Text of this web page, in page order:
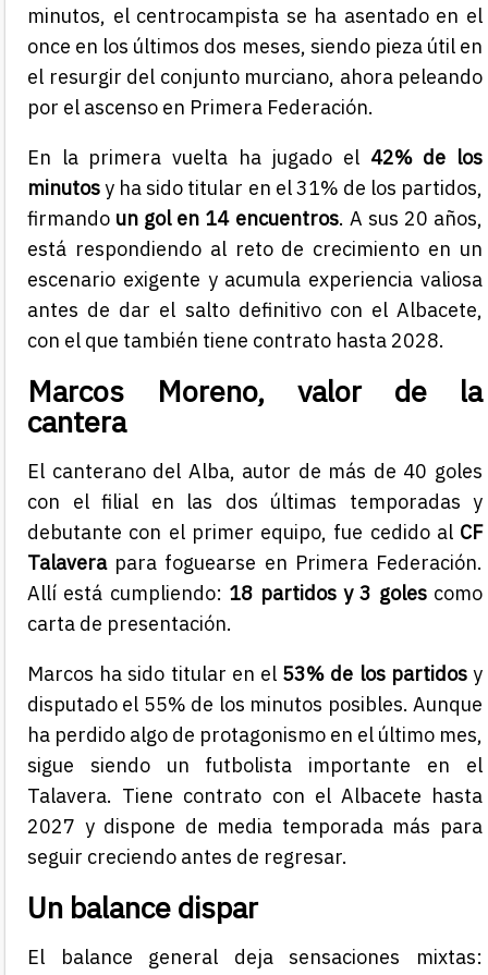
minutos, el centrocampista se ha asentado en el
once en los últimos dos meses, siendo pieza útil en
el resurgir del conjunto murciano, ahora peleando
por el ascenso en Primera Federación.
En la primera vuelta ha jugado el 42% de los
minutosy ha sido titular en el 31% de los partidos,
firmando un gol en 14 encuentros. A sus 20 años,
está respondiendo al reto de crecimiento en un
escenario exigente y acumula experiencia valiosa
antes de dar el salto definitivo con el Albacete,
con el que también tiene contrato hasta 2028.
Marcos Moreno, valor de la
cantera
El canterano del Alba, autor de más de 40 goles
con el filial en las dos últimas temporadas y
debutante con el primer equipo, fue cedido al CF
Talaverapara foguearse en Primera Federación.
Allí está cumpliendo: 18 partidos y 3 golescomo
carta de presentación.
Marcos ha sido titular en el 53% de los partidosy
disputado el 55% de los minutos posibles. Aunque
ha perdido algo de protagonismo en el último mes,
sigue siendo un futbolista importante en el
Talavera. Tiene contrato con el Albacete hasta
2027 y dispone de media temporada más para
seguir creciendo antes de regresar.
Un balance dispar
El balance general deja sensaciones mixtas: